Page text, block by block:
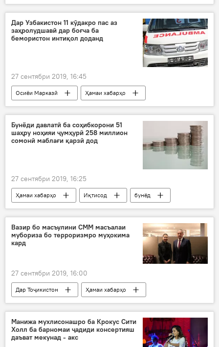
Ӯзбекистон собиқ
роҳбар
КДАМ
ҳабс
Дар Узбакистон 11 кӯдакро пас аз
заҳролудшавӣ дар боғча ба
бемористон интиқол доданд
27 сентябри 2019, 16:45
Осиёи Марказӣ
Ҳамаи хабарҳо
Ӯзбекистон
заҳролуд кӯдак
Бунёди давлатӣ ба соҳибкорони 51
шаҳру ноҳияи ҷумҳурӣ 258 миллион
сомонӣ маблағи қарзӣ дод
27 сентябри 2019, 16:25
Ҳамаи хабарҳо Иқтисод
бунёд
давлатӣ
Дар Тоҷикистон қарздиҳӣ
Вазир бо масъулини СММ масъалаи
мубориза бо терроризмро муҳокима
кард
27 сентябри 2019, 16:00
Дар Тоҷикистон
Ҳамаи хабарҳо
СММ
вазир
мулоқот
Сироҷиддин Аслов
Манижа мухлисонашро ба Крокус Сити
Холл ба барномаи ҷадиди консертияш
даъват мекунад - акс